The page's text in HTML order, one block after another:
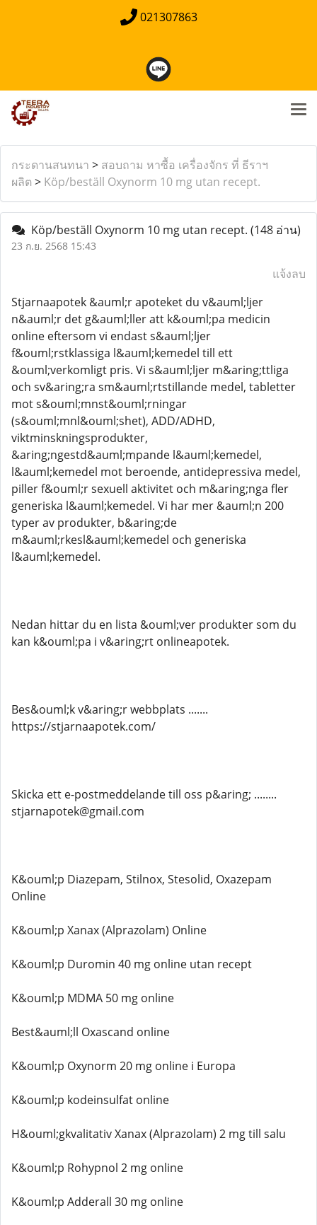
021307863
กระดานสนทนา > สอบถาม หาซื้อ เครื่องจักร ที่ ธีราฯ
ผลิต > Köp/beställ Oxynorm 10 mg utan recept.
Köp/beställ Oxynorm 10 mg utan recept. (148 อ่าน)
23 ก.ย. 2568 15:43
แจ้งลบ
Stjarnaapotek &auml;r apoteket du v&auml;ljer
n&auml;r det g&auml;ller att k&ouml;pa medicin
online eftersom vi endast s&auml;ljer
f&ouml;rstklassiga l&auml;kemedel till ett
&ouml;verkomligt pris. Vi s&auml;ljer m&aring;ttliga
och sv&aring;ra sm&auml;rtstillande medel, tabletter
mot s&ouml;mnst&ouml;rningar
(s&ouml;mnl&ouml;shet), ADD/ADHD,
viktminskningsprodukter,
&aring;ngestd&auml;mpande l&auml;kemedel,
l&auml;kemedel mot beroende, antidepressiva medel,
piller f&ouml;r sexuell aktivitet och m&aring;nga fler
generiska l&auml;kemedel. Vi har mer &auml;n 200
typer av produkter, b&aring;de
m&auml;rkesl&auml;kemedel och generiska
l&auml;kemedel.
Nedan hittar du en lista &ouml;ver produkter som du
kan k&ouml;pa i v&aring;rt onlineapotek.
Bes&ouml;k v&aring;r webbplats .......
https://stjarnaapotek.com/
Skicka ett e-postmeddelande till oss p&aring; ........
stjarnapotek@gmail.com
K&ouml;p Diazepam, Stilnox, Stesolid, Oxazepam
Online
K&ouml;p Xanax (Alprazolam) Online
K&ouml;p Duromin 40 mg online utan recept
K&ouml;p MDMA 50 mg online
Best&auml;ll Oxascand online
K&ouml;p Oxynorm 20 mg online i Europa
K&ouml;p kodeinsulfat online
H&ouml;gkvalitativ Xanax (Alprazolam) 2 mg till salu
K&ouml;p Rohypnol 2 mg online
K&ouml;p Adderall 30 mg online